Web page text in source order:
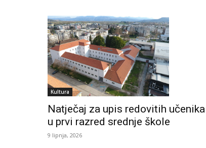
Kultura
Natječaj za upis redovitih učenika
u prvi razred srednje škole
9 lipnja, 2026